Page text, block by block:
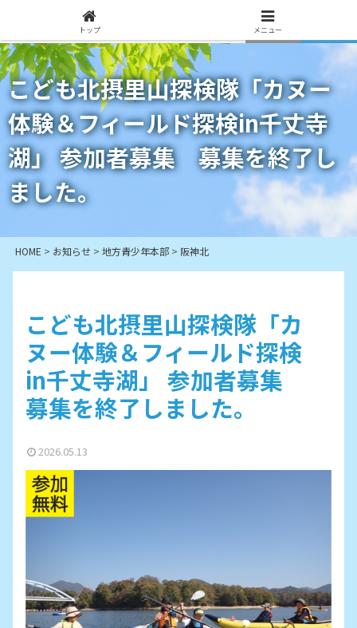
こども北摂里山探検隊「カヌー
体験＆フィールド探検in千丈寺
湖」 参加者募集 募集を終了し
ました。
HOME > お知らせ >地方青少年本部 > 阪神北
こども北摂里山探検隊「カ
ヌー体験＆フィールド探検
in千丈寺湖」 参加者募集
募集を終了しました。
2026.05.13
トップ メニュー